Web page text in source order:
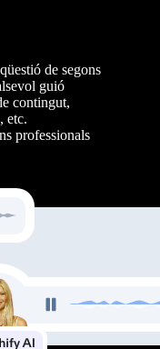
de segons
guió
contingut,
etc.
professionals